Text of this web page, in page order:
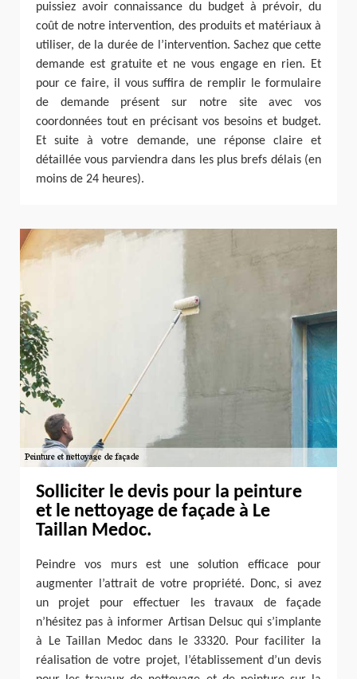
puissiez avoir connaissance du budget à prévoir, du
coût de notre intervention, des produits et matériaux à
utiliser, de la durée de l’intervention. Sachez que cette
demande est gratuite et ne vous engage en rien. Et
pour ce faire, il vous suffira de remplir le formulaire
de demande présent sur notre site avec vos
coordonnées tout en précisant vos besoins et budget.
Et suite à votre demande, une réponse claire et
détaillée vous parviendra dans les plus brefs délais (en
moins de 24 heures).
Solliciter le devis pour la peinture
et le nettoyage de façade à Le
Taillan Medoc.
Peindre vos murs est une solution efficace pour
augmenter l’attrait de votre propriété. Donc, si avez
un projet pour effectuer les travaux de façade
n’hésitez pas à informer Artisan Delsuc qui s’implante
à Le Taillan Medoc dans le 33320. Pour faciliter la
réalisation de votre projet, l’établissement d’un devis